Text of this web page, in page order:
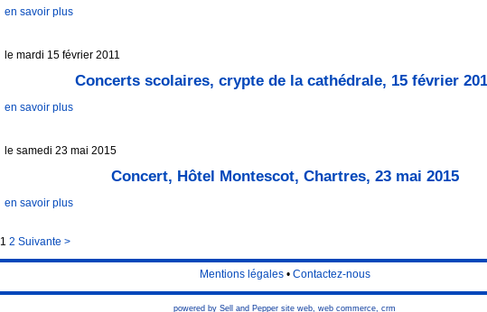
en savoir plus
le mardi 15 février 2011
Concerts scolaires, crypte de la cathédrale, 15 février
en savoir plus
le samedi 23 mai 2015
Concert, Hôtel Montescot, Chartres, 23 mai 2015
en savoir plus
1 2 Suivante >
Mentions légales• Contactez-nous
powered by Sell and Pepper site web web commerce crm